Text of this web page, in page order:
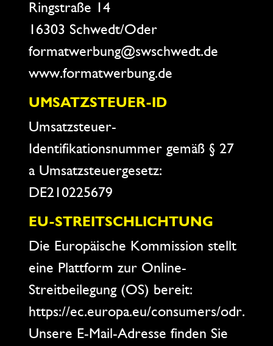
Ringstraße 14
16303 Schwedt/Oder
formatwerbung@swschwedt.de
www.formatwerbung.de
UMSATZSTEUER-ID
Umsatzsteuer-
Identifikationsnummer gemäß § 27
a Umsatzsteuergesetz:
DE210225679
EU-STREITSCHLICHTUNG
Die Europäische Kommission stellt
eine Plattform zur Online-
Streitbeilegung (OS) bereit:
https://ec.europa.eu/consumers/odr.
Unsere E-Mail-Adresse finden Sie